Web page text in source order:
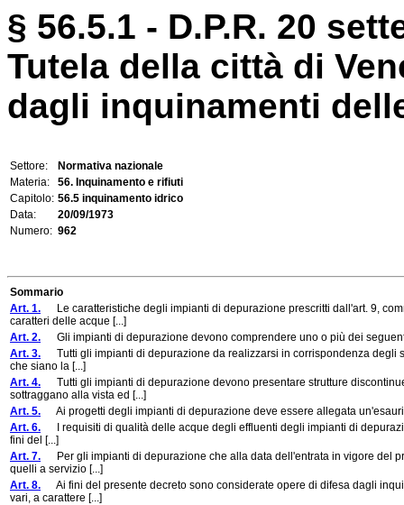
§ 56.5.1 - D.P.R. 20
Tutela della città di
dagli inquinamenti
Settore:
Normativa nazionale
Materia:
56. Inquinamento e rifiuti
Capitolo: 56.5 inquinamento idrico
Data:
20/09/1973
Numero: 962
Sommario
Art. 1. Le caratteristiche degli impianti di depurazione prescritti dall'art. 9,
caratteri delle acque [...]
Art. 2. Gli impianti di depurazione devono comprendere uno o più dei
Art. 3. Tutti gli impianti di depurazione da realizzarsi in corrispondenza degli
che siano la [...]
Art. 4. Tutti gli impianti di depurazione devono presentare strutture
sottraggano alla vista ed [...]
Art. 5. Ai progetti degli impianti di depurazione deve essere allegata
Art. 6. I requisiti di qualità delle acque degli effluenti degli impianti di
fini del [...]
Art. 7. Per gli impianti di depurazione che alla data dell'entrata in vigore del
quelli a servizio [...]
Art. 8. Ai fini del presente decreto sono considerate opere di difesa dagli
vari, a carattere [...]